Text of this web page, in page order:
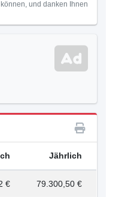
und danken Ihnen
Jährlich
€ 79.300,50 €